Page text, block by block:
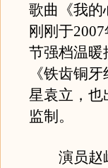
歌曲《我的
刚刚于
节强档温暖
《铁齿铜
星袁立，也
监制。
演员赵岭